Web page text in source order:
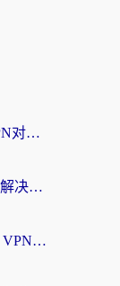
Malus VPN好用吗？和极闪回国VPN对比哪个回国效果更好？海外党亲测3款加速器+避坑指南
海外党必看：如何通过试用加速器解决国内APP地区限制？附2026最新对比测评
雷神手游VPN好用吗？和SpeedCN VPN对比哪个回国效果更好？海外党亲测3款加速器+避坑指南